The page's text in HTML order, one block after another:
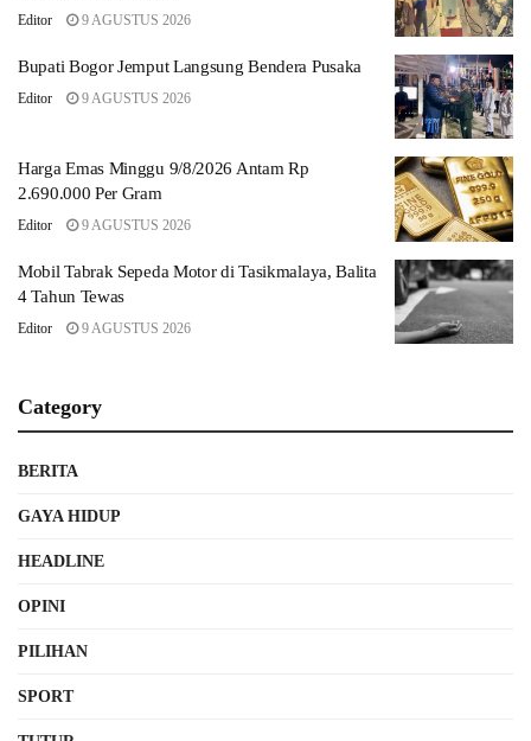
Editor 9 AGUSTUS 2026
Bupati Bogor Jemput Langsung Bendera Pusaka
Editor 9 AGUSTUS 2026
Harga Emas Minggu 9/8/2026 Antam Rp
2.690.000 Per Gram
Editor 9 AGUSTUS 2026
Mobil Tabrak Sepeda Motor di Tasikmalaya, Balita
4 Tahun Tewas
Editor 9 AGUSTUS 2026
Category
BERITA
GAYA HIDUP
HEADLINE
OPINI
PILIHAN
SPORT